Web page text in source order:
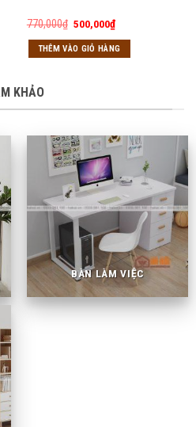
770,000₫ Giá
là:
770,000₫.
500,000₫Giá
hiện
tại
là:
THÊM VÀO GIỎ HÀNG
KHẢO
BÀN LÀM VIỆC